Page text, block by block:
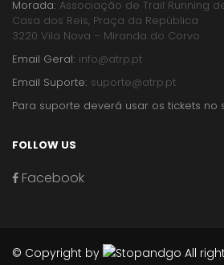
Morada: Associação de Trail Running
Casa dos Reis, Praça da República
3220 Vila Nova – Miranda do Corvo
Email Geral: info@atrp.pt
Email Suporte: suporte@atrp.pt
Para suporte deverá usar os tickets no
FOLLOW US
Facebook
© Copyright by All